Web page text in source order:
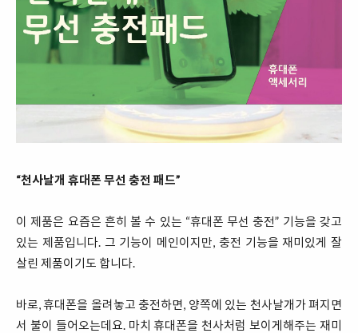
“천사날개 휴대폰 무선 충전 패드”
이 제품은 요즘은 흔히 볼 수 있는 “휴대폰 무선 충전” 기능을 갖고
있는 제품입니다. 그 기능이 메인이지만, 충전 기능을 재미있게 잘
살린 제품이기도 합니다.
바로, 휴대폰을 올려놓고 충전하면, 양쪽에 있는 천사날개가 펴지면
서 불이 들어오는데요. 마치 휴대폰을 천사처럼 보이게해주는 재미